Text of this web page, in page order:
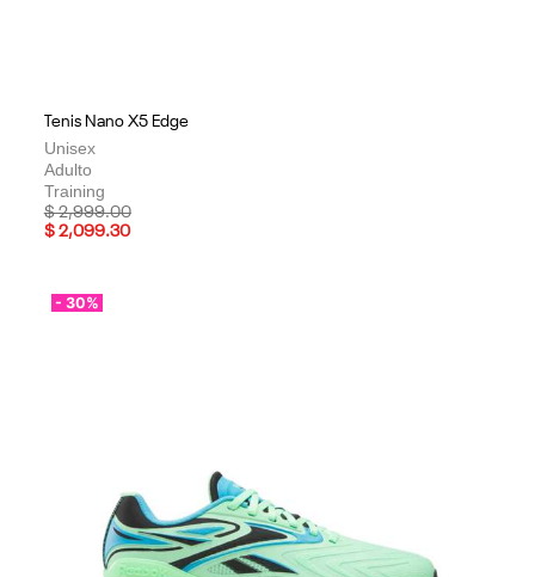
Tenis Nano X5 Edge
Unisex
Adulto
Training
Price reduced from
$ 2,999.00to
$ 2,099.30
- 30%